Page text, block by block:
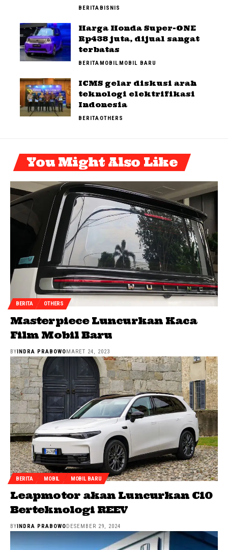
BERITABISNIS
Harga Honda Super-ONE
Rp438 juta, dijual sangat
terbatas
BERITAMOBILMOBIL BARU
ICMS gelar diskusi arah
teknologi elektrifikasi
Indonesia
BERITAOTHERS
You Might Also Like
BERITA OTHERS
Masterpiece Luncurkan Kaca
Film Mobil Baru
BYINDRA PRABOWOMARET 24, 2023
BERITA MOBIL MOBIL BARU
Leapmotor akan Luncurkan C10
Berteknologi REEV
BY INDRA PRABOWO DESEMBER 29, 2024